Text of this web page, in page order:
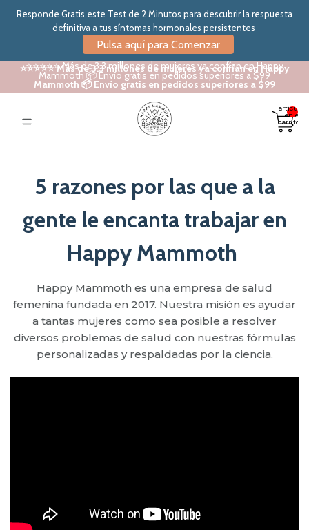
Responde Gratis este Test de 2 Minutos para descubrir la respuesta
definitiva a tus síntomas hormonales persistentes
Pulsa aquí para Comenzar
⭐⭐⭐⭐⭐ Más de 3.3 millones de mujeres ya confían en Happy
Mammoth 📦 Envío gratis en pedidos superiores a $99
⭐⭐⭐⭐⭐ Más de 3.3 millones de mujeres ya confían en Happy
Mammoth 📦 Envío gratis en pedidos superiores a $99
artículos
en el
carrito: 0
5 razones por las que a la
gente le encanta trabajar en
Happy Mammoth
Happy Mammoth es una empresa de salud
femenina fundada en 2017. Nuestra misión es ayudar
a tantas mujeres como sea posible a resolver
diversos problemas de salud con nuestras fórmulas
personalizadas y respaldadas por la ciencia.